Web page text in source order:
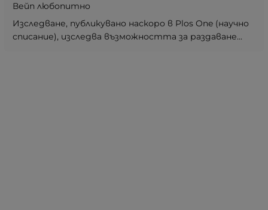
Вейп любопитно
Изследване, публикувано наскоро в Plos One (научно
списание), изследва възможността за раздаване...